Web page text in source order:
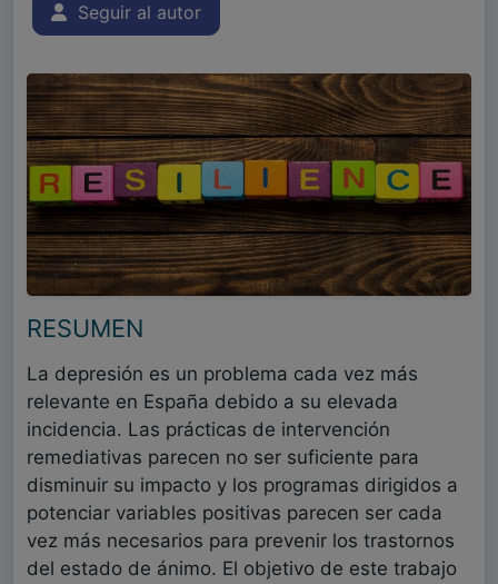
Seguir al autor
RESUMEN
La depresión es un problema cada vez más
relevante en España debido a su elevada
incidencia. Las prácticas de intervención
remediativas parecen no ser suficiente para
disminuir su impacto y los programas dirigidos a
potenciar variables positivas parecen ser cada
vez más necesarios para prevenir los trastornos
del estado de ánimo. El objetivo de este trabajo